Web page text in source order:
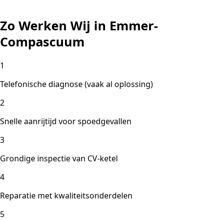
Zo Werken Wij in Emmer-
Compascuum
1
Telefonische diagnose (vaak al oplossing)
2
Snelle aanrijtijd voor spoedgevallen
3
Grondige inspectie van CV-ketel
4
Reparatie met kwaliteitsonderdelen
5